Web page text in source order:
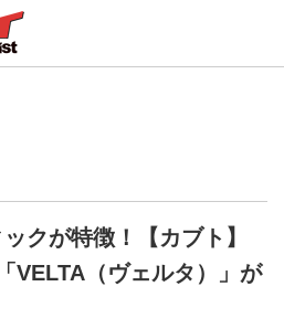
クが特徴！【カブト】
VELTA（ヴェルタ）」が